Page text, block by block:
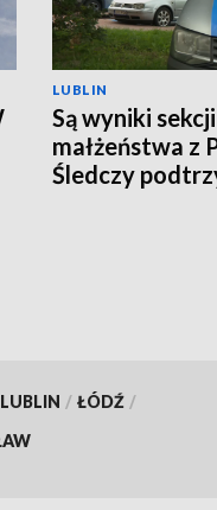
LUBLIN
Są wyniki
małżeństwa z
Śledczy
LUBLIN / ŁÓDŹ /